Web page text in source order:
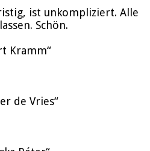
ist unkompliziert. Alle
Schön.